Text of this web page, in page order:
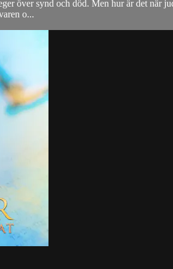
över synd och död. Men hur är det när
o...